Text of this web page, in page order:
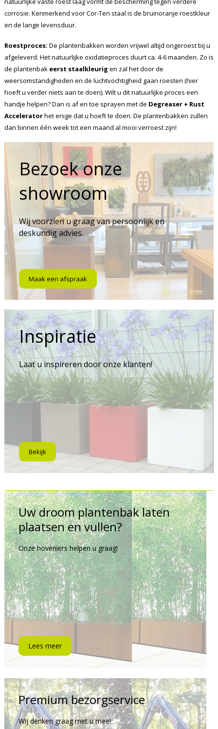
corrosie. Kenmerkend voor Cor-Ten staal is de bruinoranje roestkleur
en de lange levensduur.
Roestproces: De plantenbakken worden vrijwel altijd ongeroest bij u
afgeleverd. Het natuurlijke oxidatieproces duurt ca. 4-6 maanden. Zo is
de plantenbak eerst staalkleurig en zal het door de
weersomstandigheden en de luchtvochtigheid gaan roesten (hier
hoeft u verder niets aan te doen). Wilt u dit natuurlijke proces een
handje helpen? Dan is af en toe sprayen met de Degreaser + Rust
Acceleratorhet enige dat u hoeft te doen. De plantenbakken zullen
dan binnen één week tot een maand al mooi verroest zijn!
Bezoek onze
showroom
Wij voorzien u graag van persoonlijk en
deskundig advies.
Maak een afspraak
Inspiratie
Laat u inspireren door onze klanten!
Bekijk
Uw droom plantenbak laten
plaatsen en vullen?
Onze hoveniers helpen u graag!
Lees meer
Premium bezorgservice
Wij denken graag met u mee!